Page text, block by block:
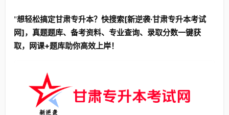
"想轻松搞定甘肃专升本？快搜索[新逆袭·甘肃专升本考试
网]，真题题库、备考资料、专业查询、录取分数一键获
取，网课+题库助你高效上岸！